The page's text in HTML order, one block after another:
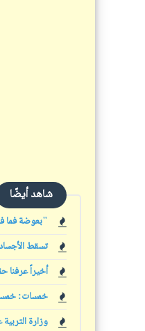
شاهد أيضًا
"بعوضة فما
تسقط
أخيراً عرفنا
خمسات: خمسة
وزارة